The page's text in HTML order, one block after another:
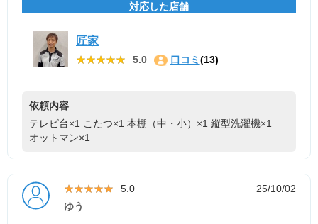
対応した店舗
匠家
★★★★★
★★★★★ 5.0 口コミ (13)
依頼内容
テレビ台×1 こたつ×1 本棚（中・小）×1 縦型洗濯機×1
オットマン×1
★★★★★
★★★★★ 5.0
25/10/02
ゆう